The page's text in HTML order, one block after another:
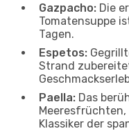
Gazpacho: Die
Tomatensuppe
Tagen.
Espetos:
Strand
Paella: Das
Meeresfrüchten,
Klassiker der